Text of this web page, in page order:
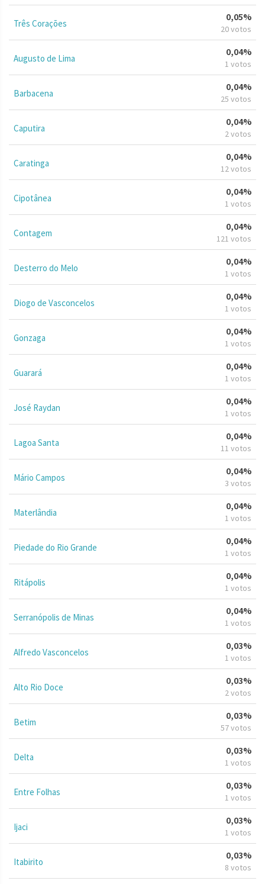
Três Corações
0,05%
20 votos
Augusto de Lima
0,04%
1 votos
Barbacena
0,04%
25 votos
Caputira
0,04%
2 votos
Caratinga
0,04%
12 votos
Cipotânea
0,04%
1 votos
Contagem
0,04%
121 votos
Desterro do Melo
0,04%
1 votos
Diogo de Vasconcelos
0,04%
1 votos
Gonzaga
0,04%
1 votos
Guarará
0,04%
1 votos
José Raydan
0,04%
1 votos
Lagoa Santa
0,04%
11 votos
Mário Campos
0,04%
3 votos
Materlândia
0,04%
1 votos
Piedade do Rio Grande
0,04%
1 votos
Ritápolis
0,04%
1 votos
Serranópolis de Minas
0,04%
1 votos
Alfredo Vasconcelos
0,03%
1 votos
Alto Rio Doce
0,03%
2 votos
Betim
0,03%
57 votos
Delta
0,03%
1 votos
Entre Folhas
0,03%
1 votos
Ijaci
0,03%
1 votos
Itabirito
0,03%
8 votos